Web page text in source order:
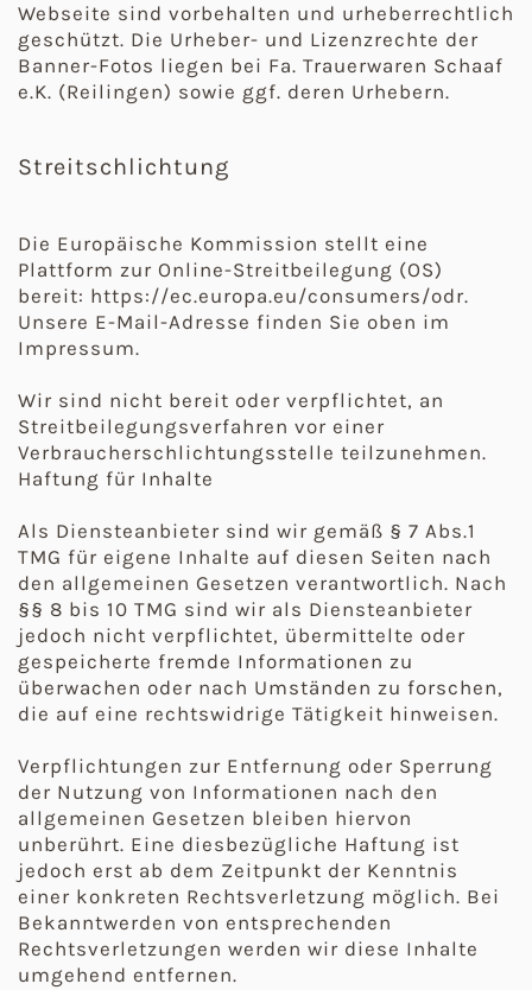
Webseite sind vorbehalten und urheberrechtlich
geschützt. Die Urheber- und Lizenzrechte der
Banner-Fotos liegen bei Fa. Trauerwaren Schaaf
e.K. (Reilingen) sowie ggf. deren Urhebern.
Streitschlichtung
Die Europäische Kommission stellt eine
Plattform zur Online-Streitbeilegung (OS)
bereit: https://ec.europa.eu/consumers/odr.
Unsere E-Mail-Adresse finden Sie oben im
Impressum.
Wir sind nicht bereit oder verpflichtet, an
Streitbeilegungsverfahren vor einer
Verbraucherschlichtungsstelle teilzunehmen.
Haftung für Inhalte
Als Diensteanbieter sind wir gemäß § 7 Abs.1
TMG für eigene Inhalte auf diesen Seiten nach
den allgemeinen Gesetzen verantwortlich. Nach
§§ 8 bis 10 TMG sind wir als Diensteanbieter
jedoch nicht verpflichtet, übermittelte oder
gespeicherte fremde Informationen zu
überwachen oder nach Umständen zu forschen,
die auf eine rechtswidrige Tätigkeit hinweisen.
Verpflichtungen zur Entfernung oder Sperrung
der Nutzung von Informationen nach den
allgemeinen Gesetzen bleiben hiervon
unberührt. Eine diesbezügliche Haftung ist
jedoch erst ab dem Zeitpunkt der Kenntnis
einer konkreten Rechtsverletzung möglich. Bei
Bekanntwerden von entsprechenden
Rechtsverletzungen werden wir diese Inhalte
umgehend entfernen.